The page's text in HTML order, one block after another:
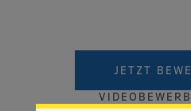
Website zu personalisieren und
Inhalte anzubieten. Ihre
Cookies und anderer
JETZT